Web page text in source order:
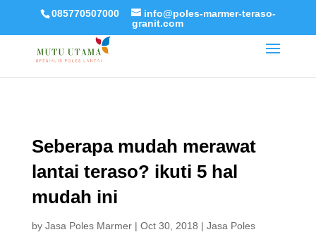
085770507000
info@poles-marmer-teraso-
granit.com
Seberapa mudah merawat
lantai teraso? ikuti 5 hal
mudah ini
by Jasa Poles Marmer| Oct 30, 2018 | Jasa Poles